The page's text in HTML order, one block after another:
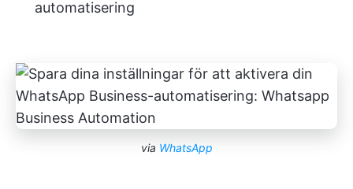
automatisering
via WhatsApp